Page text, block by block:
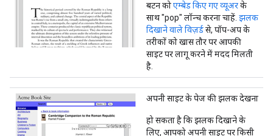
बटन कोएम्बेड किए गए व्यूअरके
साथ "pop" लॉन्च करना चाहें. झलक
दिखाने वाले विज़र्डसे, पॉप-अप के
तरीकों को खास तौर पर आपकी
साइट पर लागू करने में मदद मिलती
है.
अपनी साइट के पेज की झलक देखना
हो सकता है कि झलक दिखाने के
लिए, आपको अपनी साइट पर किसी